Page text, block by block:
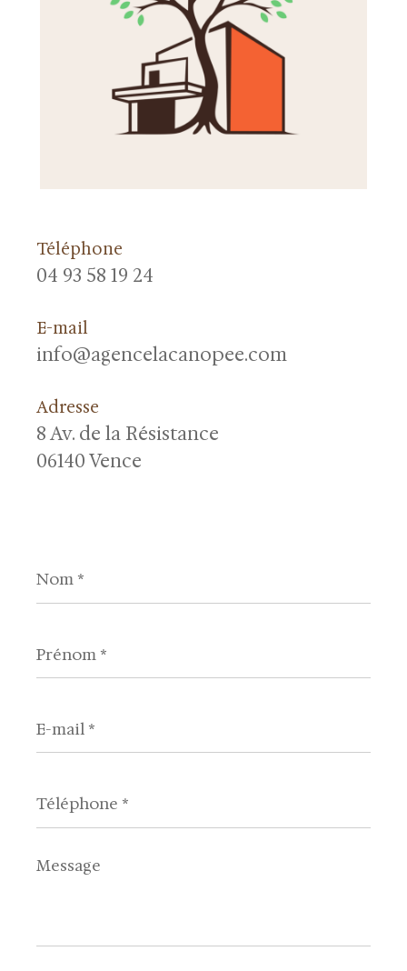
Téléphone
04 93 58 19 24
E-mail
info@agencelacanopee.com
Adresse
8 Av. de la Résistance
06140 Vence
*
*
mail
*
*
Message
*